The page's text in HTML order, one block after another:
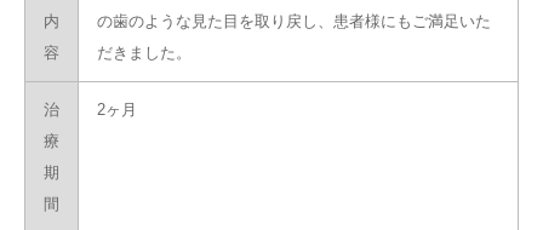
内
容
の歯のような見た目を取り戻し、患者様にもご満足いた
だきました。
治
療
期
間
2ヶ月